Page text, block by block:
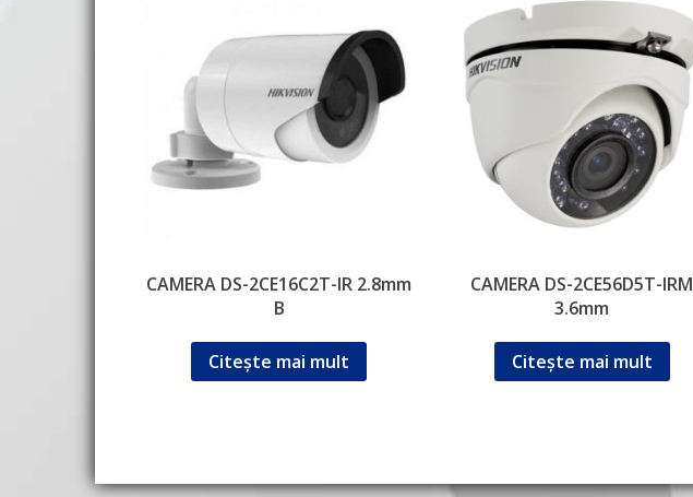
CAMERA DS-2CE16C2T-IR 2.8mm
B
Citește mai mult
CAMERA DS-2CE56D5T-IRM
3.6mm
Citește mai mult